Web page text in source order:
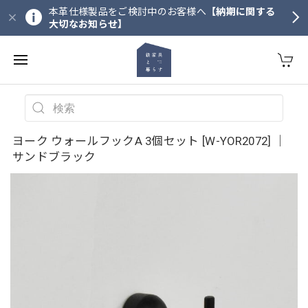
本革仕様製品をご検討中のお客様へ 【納期に関する
大切なお知らせ】
ヨーク ウォールフックA 3個セット [W-YOR2072] ｜
サンドブラック